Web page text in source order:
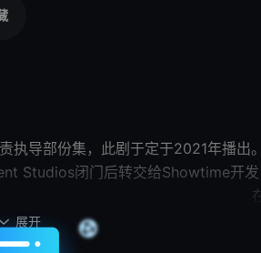
Otto Bathurst负责执导
闭门后转交给Showtime开发，
战争。 在《美国众神
」毁灭文化的唯一希望。新晋演员
会饰演两个角色，第
展开